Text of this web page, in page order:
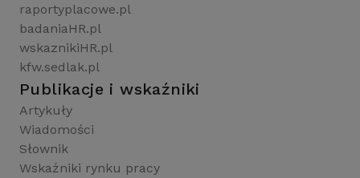
raportyplacowe.pl
badaniaHR.pl
wskaznikiHR.pl
kfw.sedlak.pl
Publikacje i wskaźniki
Artykuły
Wiadomości
Słownik
Wskaźniki rynku pracy